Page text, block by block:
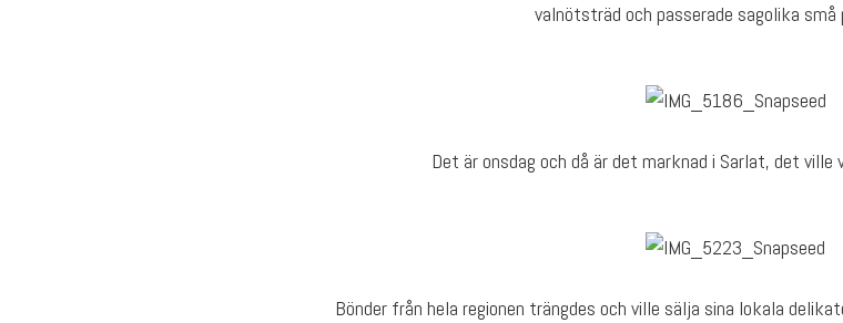
valnötsträd och passerade sagolika små
Det är onsdag och då är det marknad i Sarlat, det
Bönder från hela regionen trängdes och ville sälja sina lokala